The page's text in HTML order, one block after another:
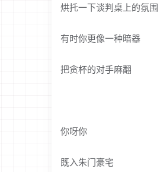
烘托一下谈判桌上的氛围
有时你更像一种暗器
把贪杯的对手麻翻
你呀你
既入朱门豪宅